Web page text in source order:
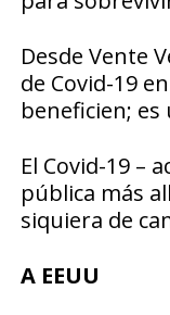
Desde Vente
de Covid-19
beneficien; es
El Covid-19 –
pública más
siquiera de
A EEUU